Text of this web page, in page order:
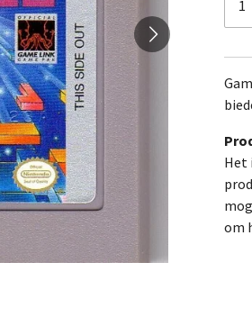
Het
om